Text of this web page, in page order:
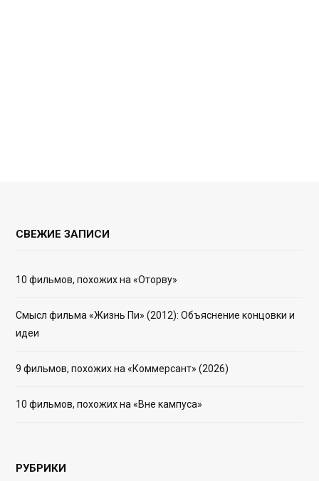
СВЕЖИЕ ЗАПИСИ
10 фильмов, похожих на «Оторву»
Смысл фильма «Жизнь Пи» (2012): Объяснение концовки и
идеи
9 фильмов, похожих на «Коммерсант» (2026)
10 фильмов, похожих на «Вне кампуса»
РУБРИКИ